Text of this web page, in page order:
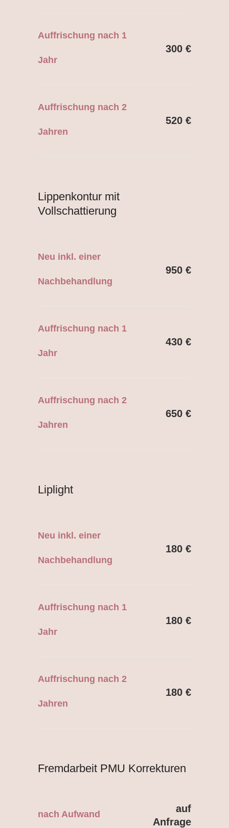
Auffrischung nach 1
Jahr
300 €
Auffrischung nach 2
Jahren
520 €
Lippenkontur mit
Vollschattierung
Neu inkl. einer
Nachbehandlung
950 €
Auffrischung nach 1
Jahr
430 €
Auffrischung nach 2
Jahren
650 €
Liplight
Neu inkl. einer
Nachbehandlung
180 €
Auffrischung nach 1
Jahr
180 €
Auffrischung nach 2
Jahren
180 €
Fremdarbeit PMU Korrekturen
nach Aufwand
auf
Anfrage